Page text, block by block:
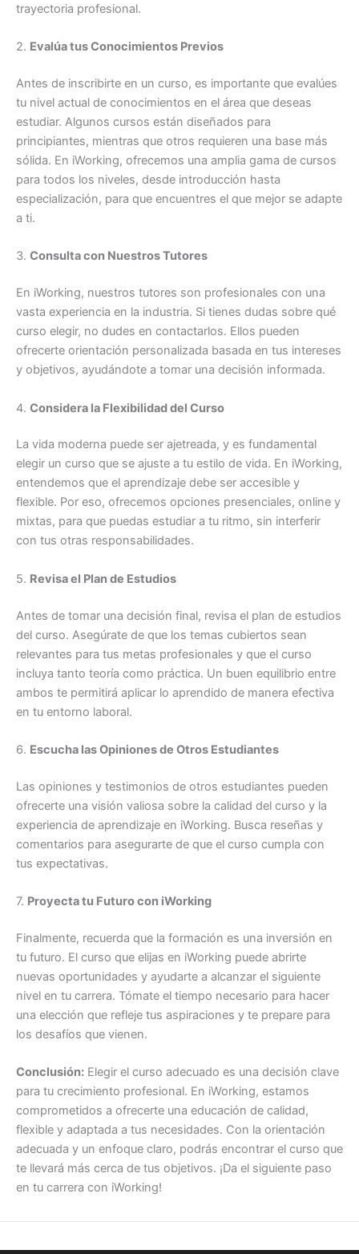
trayectoria profesional.
2. Evalúa tus Conocimientos Previos
Antes de inscribirte en un curso, es importante que evalúes
tu nivel actual de conocimientos en el área que deseas
estudiar. Algunos cursos están diseñados para
principiantes, mientras que otros requieren una base más
sólida. En iWorking, ofrecemos una amplia gama de cursos
para todos los niveles, desde introducción hasta
especialización, para que encuentres el que mejor se adapte
a ti.
3. Consulta con Nuestros Tutores
En iWorking, nuestros tutores son profesionales con una
vasta experiencia en la industria. Si tienes dudas sobre qué
curso elegir, no dudes en contactarlos. Ellos pueden
ofrecerte orientación personalizada basada en tus intereses
y objetivos, ayudándote a tomar una decisión informada.
4. Considera la Flexibilidad del Curso
La vida moderna puede ser ajetreada, y es fundamental
elegir un curso que se ajuste a tu estilo de vida. En iWorking,
entendemos que el aprendizaje debe ser accesible y
flexible. Por eso, ofrecemos opciones presenciales, online y
mixtas, para que puedas estudiar a tu ritmo, sin interferir
con tus otras responsabilidades.
5. Revisa el Plan de Estudios
Antes de tomar una decisión final, revisa el plan de estudios
del curso. Asegúrate de que los temas cubiertos sean
relevantes para tus metas profesionales y que el curso
incluya tanto teoría como práctica. Un buen equilibrio entre
ambos te permitirá aplicar lo aprendido de manera efectiva
en tu entorno laboral.
6. Escucha las Opiniones de Otros Estudiantes
Las opiniones y testimonios de otros estudiantes pueden
ofrecerte una visión valiosa sobre la calidad del curso y la
experiencia de aprendizaje en iWorking. Busca reseñas y
comentarios para asegurarte de que el curso cumpla con
tus expectativas.
7. Proyecta tu Futuro con iWorking
Finalmente, recuerda que la formación es una inversión en
tu futuro. El curso que elijas en iWorking puede abrirte
nuevas oportunidades y ayudarte a alcanzar el siguiente
nivel en tu carrera. Tómate el tiempo necesario para hacer
una elección que refleje tus aspiraciones y te prepare para
los desafíos que vienen.
Conclusión: Elegir el curso adecuado es una decisión clave
para tu crecimiento profesional. En iWorking, estamos
comprometidos a ofrecerte una educación de calidad,
flexible y adaptada a tus necesidades. Con la orientación
adecuada y un enfoque claro, podrás encontrar el curso que
te llevará más cerca de tus objetivos. ¡Da el siguiente paso
en tu carrera con iWorking!